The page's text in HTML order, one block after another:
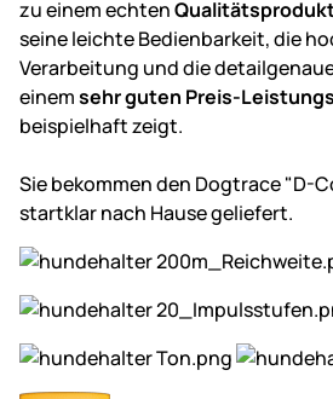
zu einem echten
seine leichte Bedienbarkeit, die
Verarbeitung und die
einemsehr guten Preis-
beispielhaft zeigt.
Sie bekommen den Dogtrace "D-
startklar nach Hause geliefert.